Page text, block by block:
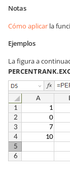
Notas
Cómo aplicar la
Ejemplos
La figura a